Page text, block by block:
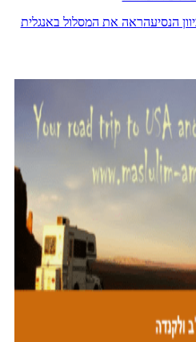
הנסיעהראה את המסלול באנגלית